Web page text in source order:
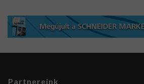
Partnereink